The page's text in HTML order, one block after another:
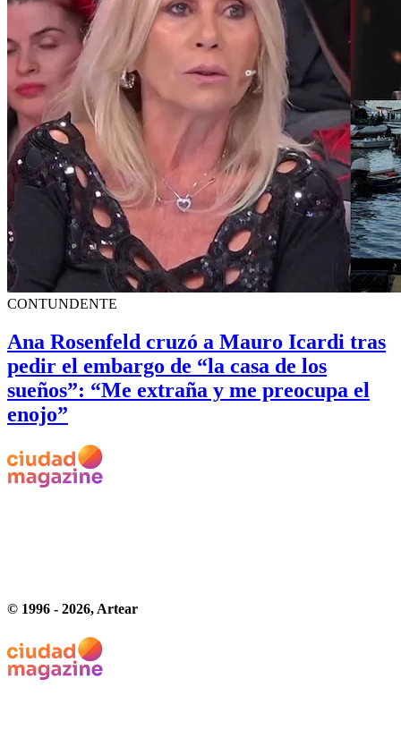
CONTUNDENTE
Ana Rosenfeld cruzó a Mauro Icardi tras
pedir el embargo de “la casa de los
sueños”: “Me extraña y me preocupa el
enojo”
© 1996 - 2026, Artear